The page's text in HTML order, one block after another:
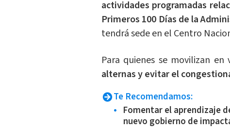
actividades programadas
Primeros 100 Días de la
tendrá sede en el Centro
Para quienes se movilizan en
alternas y evitar el
Te Recomendamos:
Fomentar el aprendizaje
nuevo gobierno de